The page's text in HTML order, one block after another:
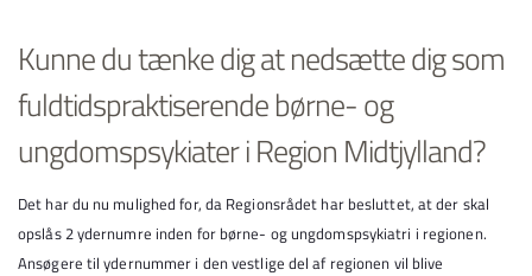
Kunne du tænke dig at nedsætte dig som
fuldtidspraktiserende børne- og
ungdomspsykiater i Region Midtjylland?
Det har du nu mulighed for, da Regionsrådet har besluttet, at der skal
opslås 2 ydernumre inden for børne- og ungdomspsykiatri i regionen.
Ansøgere til ydernummer i den vestlige del af regionen vil blive